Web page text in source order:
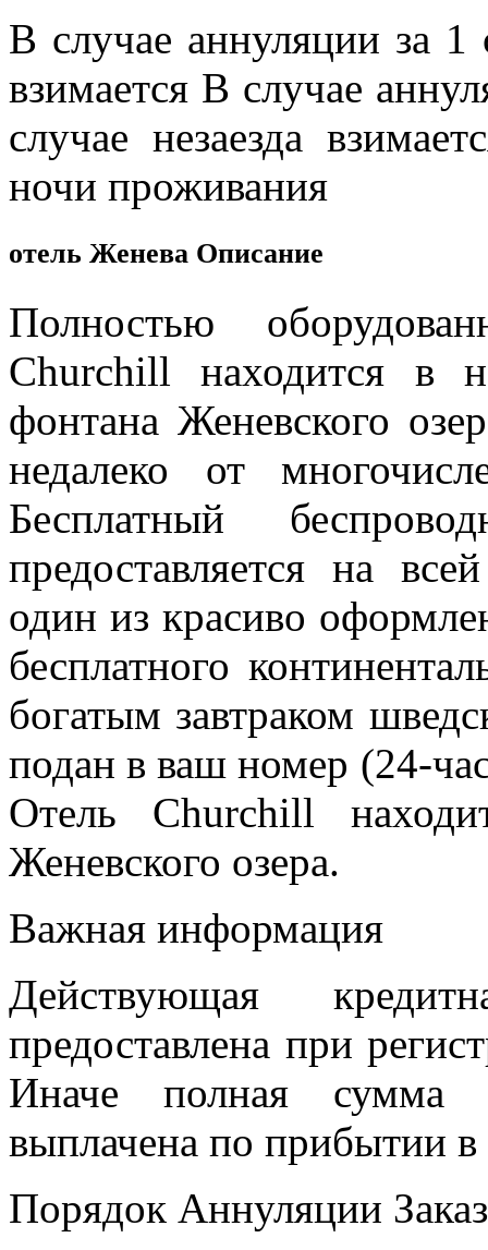
В случае аннуляции за
взимается В случае
случае незаезда
ночи проживания
отель Женева Описание
Полностью
Churchill находится в
фонтана Женевского
недалеко от
Бесплатный
предоставляется на
один из красиво
бесплатного
богатым завтраком
подан в ваш номер (24-
Отель Churchill
Женевского озера.
Важная информация
Действующая
предоставлена при
Иначе полная сумма
выплачена по прибытии в
Порядок Аннуляции